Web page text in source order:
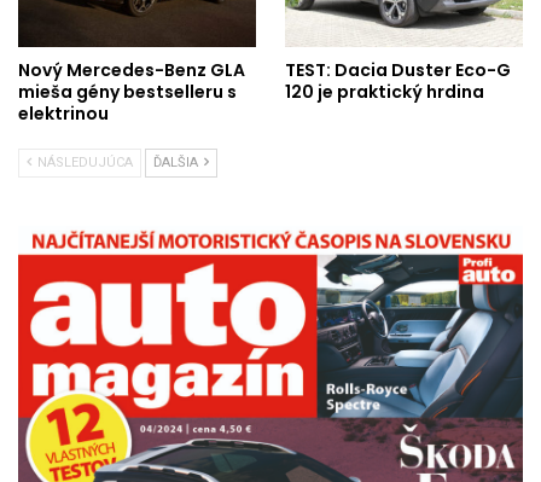
Nový Mercedes-Benz GLA
mieša gény bestselleru s
elektrinou
TEST: Dacia Duster Eco-G
120 je praktický hrdina
NÁSLEDUJÚCA ĎALŠIA